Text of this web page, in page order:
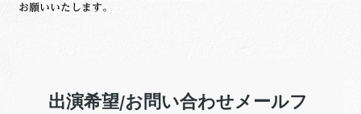
お願いいたします。